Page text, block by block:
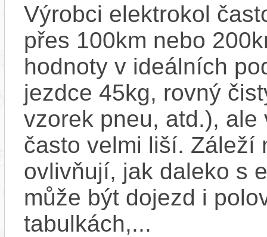
Výrobci elektrokol
přes 100km nebo
hodnoty v ideálních
jezdce 45kg, rovný
vzorek pneu, atd.),
často velmi liší. Záleží
ovlivňují, jak daleko s
může být dojezd i
tabulkách,...